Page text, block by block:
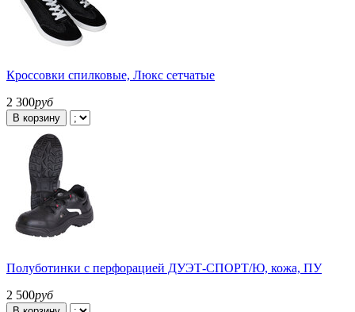
Кроссовки спилковые, Люкс сетчатые
2 300руб
В корзину
Полуботинки с перфорацией ДУЭТ-СПОРТ/Ю, кожа, ПУ
2 500руб